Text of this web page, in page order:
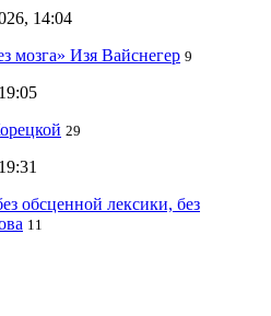
14:04
мозга» Изя Вайснегер 9
29
обсценной лексики, без
11